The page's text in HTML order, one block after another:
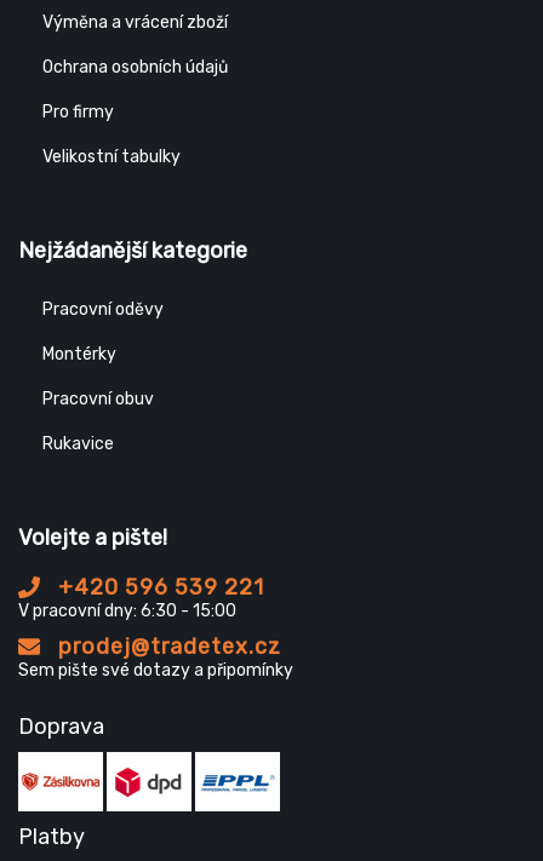
Výměna a vrácení zboží
Ochrana osobních údajů
Pro firmy
Velikostní tabulky
Nejžádanější kategorie
Pracovní oděvy
Montérky
Pracovní obuv
Rukavice
Volejte a pište!
+420 596 539 221
V pracovní dny: 6:30 - 15:00
prodej@tradetex.cz
Sem pište své dotazy a připomínky
Doprava
Platby